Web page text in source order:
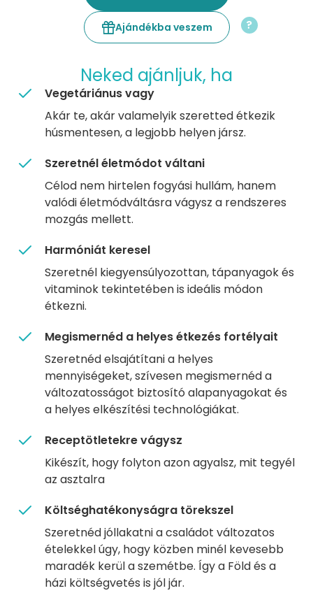
Ajándékba veszem ?
Neked ajánljuk, ha
Vegetáriánus vagy
Akár te, akár valamelyik szeretted étkezik
húsmentesen, a legjobb helyen jársz.
Szeretnél életmódot váltani
Célod nem hirtelen fogyási hullám, hanem
valódi életmódváltásra vágysz a rendszeres
mozgás mellett.
Harmóniát keresel
Szeretnél kiegyensúlyozottan, tápanyagok és
vitaminok tekintetében is ideális módon
étkezni.
Megismernéd a helyes étkezés fortélyait
Szeretnéd elsajátítani a helyes
mennyiségeket, szívesen megismernéd a
változatosságot biztosító alapanyagokat és
a helyes elkészítési technológiákat.
Receptötletekre vágysz
Kikészít, hogy folyton azon agyalsz, mit tegyél
az asztalra
Költséghatékonyságra törekszel
Szeretnéd jóllakatni a családot változatos
ételekkel úgy, hogy közben minél kevesebb
maradék kerül a szemétbe. Így a Föld és a
házi költségvetés is jól jár.